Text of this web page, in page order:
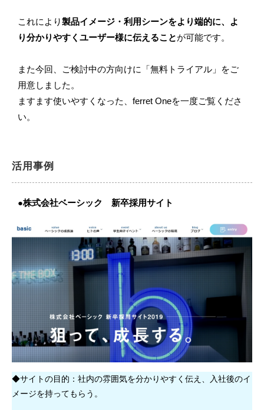
これにより製品イメージ・利用シーンをより端的に、よ
り分かりやすくユーザー様に伝えることが可能です。
また今回、ご検討中の方向けに「無料トライアル」をご
用意しました。
ますます使いやすくなった、ferret Oneを一度ご覧くださ
い。
活用事例
●株式会社ベーシック 新卒採用サイト
◆サイトの目的：社内の雰囲気を分かりやすく伝え、入社後のイ
メージを持ってもらう。